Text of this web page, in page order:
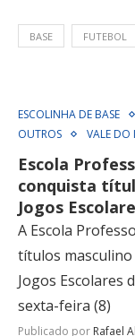
BASE FUTEBOL
ESCOLINHA DE BASE
OUTROS
VALE DO
Escola
conquista
Jogos
A Escola
títulos
Jogos Escolares
sexta-feira (8)
Publicado por Rafael